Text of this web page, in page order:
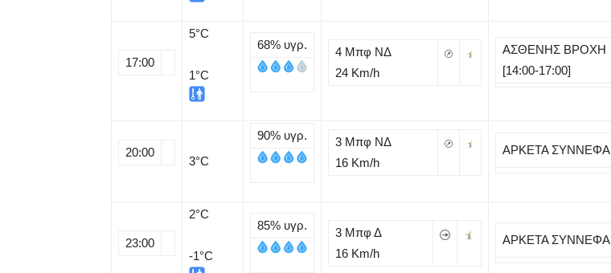
17:00
5°C
1°C
68% υγρ.
4 Μπφ ΝΔ
24 Km/h
ΑΣΘΕΝΗΣ ΒΡΟΧΗ
[14:00-17:00]
20:00
3°C
90% υγρ.
3 Μπφ ΝΔ
16 Km/h
ΑΡΚΕΤΑ ΣΥΝΝΕΦΑ
23:00
2°C
-1°C
85% υγρ.
3 Μπφ Δ
16 Km/h
ΑΡΚΕΤΑ ΣΥΝΝΕΦΑ